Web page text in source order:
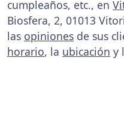
cumpleaños, etc., en
Biosfera, 2, 01013
las opiniones de sus
horario, la ubicación y